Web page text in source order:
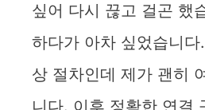
싶어 다시 끊고 걸곤 했
하다가 아차 싶었습니다
상 절차인데 제가 괜히
니다. 이후 정확한 연결